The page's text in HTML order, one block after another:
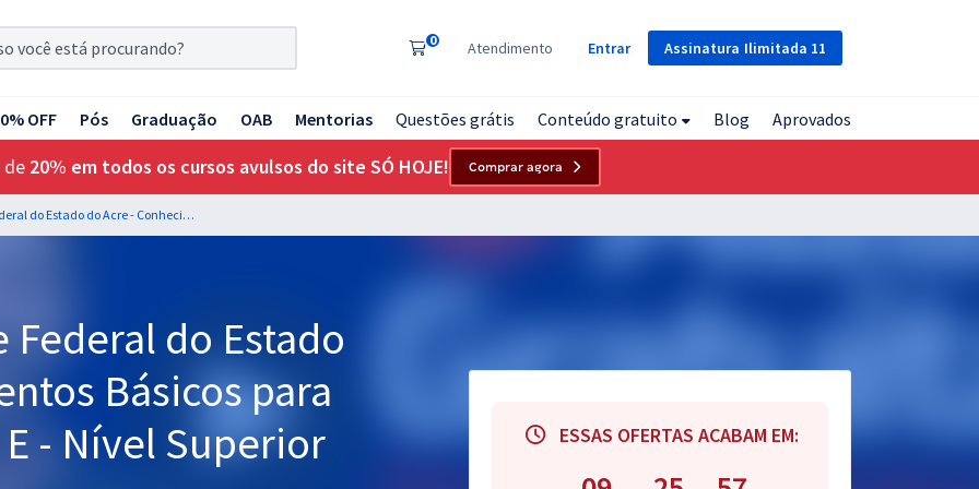
Assinatura Ilimitada 11
0 Atendimento Entrar
OFF Pós Graduação OAB Mentorias Questões grátis Conteúdo gratuito Blog Aprovados
de 20% em todos os cursos avulsos do site SÓ HOJE! Comprar agora
UFAC - Universidade Federal do Estado do Acre - Conhecimentos Básicos para os Cargos da Classe E - Nível Superior
Federal do Estado
Básicos para
- Nível Superior
ESSAS OFERTAS ACABAM EM: